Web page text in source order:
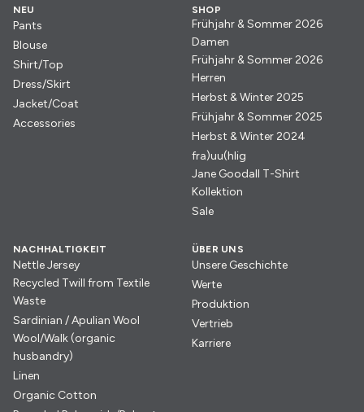
NEU
Pants
Blouse
Shirt/Top
Dress/Skirt
Jacket/Coat
Accessories
SHOP
Frühjahr & Sommer 2026
Damen
Frühjahr & Sommer 2026
Herren
Herbst & Winter 2025
Frühjahr & Sommer 2025
Herbst & Winter 2024
fra)uu(hlig
Jane Goodall T-Shirt
Kollektion
Sale
NACHHALTIGKEIT
Nettle Jersey
Recycled Twill from Textile
Waste
Sardinian / Apulian Wool
Wool/Walk (organic
husbandry)
Linen
Organic Cotton
ÜBER UNS
Unsere Geschichte
Werte
Produktion
Vertrieb
Karriere